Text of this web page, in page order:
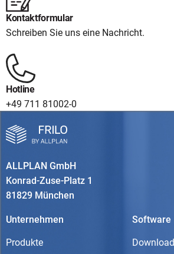
Kontaktformular
Schreiben Sie uns eine Nachricht.
Hotline
+49 711 81002-0
ALLPLAN GmbH
Konrad-Zuse-Platz 1
81829 München
Unternehmen
Produkte
Software
Download